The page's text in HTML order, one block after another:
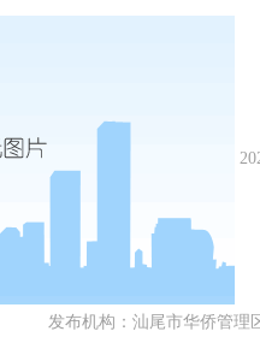
发布机构： 汕尾市华侨管理